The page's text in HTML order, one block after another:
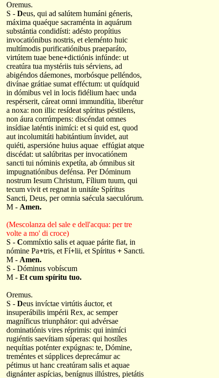
Oremus.
S - Deus, qui ad salútem humáni géneris,
máxima quaéque sacraménta in aquárum
substántia condidísti: adésto propítius
invocatiónibus nostris, et eleménto huic
multímodis purificatiónibus praeparáto,
virtútem tuae bene+dictiónis infúnde: ut
creatúra tua mystériis tuis sérviens, ad
abigéndos dáemones, morbósque pelléndos,
divínae grátiae sumat efféctum: ut quídquid
in dómibus vel in locis fidélium haec unda
respérserit, cáreat omni immundítia, liberétur
a noxa: non illic resídeat spíritus péstilens,
non áura corrúmpens: discéndat omnes
insídiae laténtis inimíci: et si quid est, quod
aut incolumitáti habitántium ínvidet, aut
quiéti, aspersióne huius aquae effúgiat atque
discédat: ut salúbritas per invocatiónem
sancti tui nóminis expetíta, ab ómnibus sit
impugnatiónibus defénsa. Per Dóminum
nostrum Iesum Christum, Fílium tuum, qui
tecum vivit et regnat in unitáte Spíritus
Sancti, Deus, per omnia saécula saeculórum.
M - Amen.
(Mescolanza del sale e dell'acqua: per tre
volte a mo' di croce)
S - Commíxtio salis et aquae párite fiat, in
nómine Pa+tris, et Fí+lii, et Spíritus + Sancti.
M - Amen.
S - Dóminus vobíscum
M - Et cum spíritu tuo.
Oremus.
S - Deus invíctae virtútis áuctor, et
insuperábilis impérii Rex, ac semper
magníficus triunphátor: qui advérsae
dominatiónis vires réprimis: qui inimíci
rugiéntis saevítiam súperas: qui hostíles
nequítias poténter expúgnas: te, Dómine,
treméntes et súpplices deprecámur ac
pétimus ut hanc creatúram salis et aquae
dignánter aspícias, benígnus illústres, pietátis